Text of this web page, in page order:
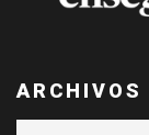
ARCHIVOS